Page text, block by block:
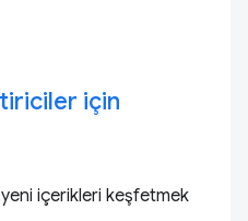
için
içerikleri keşfetmek